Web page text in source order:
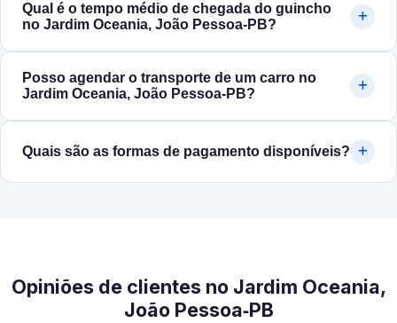
Qual é o tempo médio de chegada do guincho
no Jardim Oceania, João Pessoa‑PB?
Posso agendar o transporte de um carro no
Jardim Oceania, João Pessoa‑PB?
Quais são as formas de pagamento disponíveis?
Opiniões de clientes no Jardim Oceania,
João Pessoa‑PB